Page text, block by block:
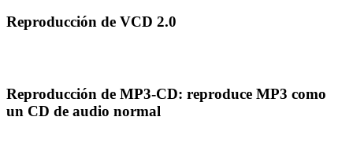
Reproducción de VCD 2.0
Reproducción de MP3-CD: reproduce MP3 como
un CD de audio normal